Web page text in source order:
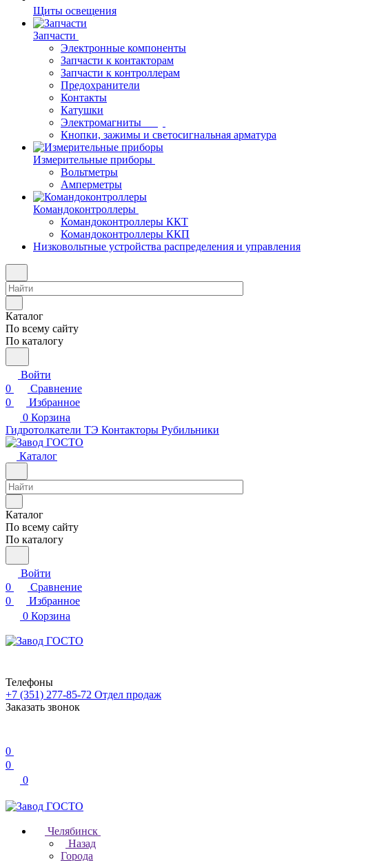
Щиты освещения
Запчасти
Электронные компоненты
Запчасти к контакторам
Запчасти к контроллерам
Предохранители
Контакты
Катушки
Электромагниты
Кнопки, зажимы и светосигнальная арматура
Измерительные приборы
Вольтметры
Амперметры
Командоконтроллеры
Командоконтроллеры ККТ
Командоконтроллеры ККП
Низковольтные устройства распределения и управления
Каталог
По всему сайту
По каталогу
Войти
0
Сравнение
0
Избранное
0 Корзина
Гидротолкатели ТЭ Контакторы Рубильники
Каталог
Каталог
По всему сайту
По каталогу
Войти
0
Сравнение
0
Избранное
0 Корзина
Телефоны
+7 (351) 277-85-72 Отдел продаж
Заказать звонок
0
0
0
Челябинск
Назад
Города